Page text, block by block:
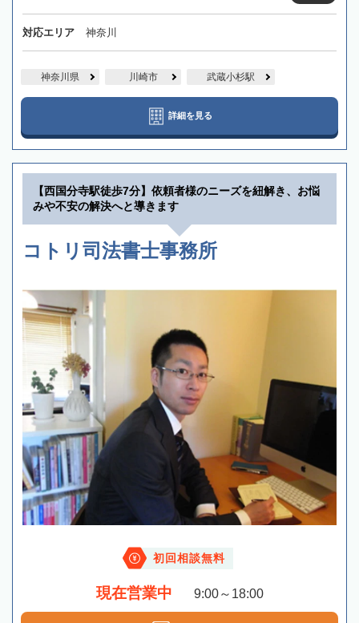
対応エリア 神奈川
神奈川県 川崎市 武蔵小杉駅
詳細を見る
【西国分寺駅徒歩7分】依頼者様のニーズを紐解き、お悩
みや不安の解決へと導きます
コトリ司法書士事務所
初回相談無料
現在営業中 9:00～18:00